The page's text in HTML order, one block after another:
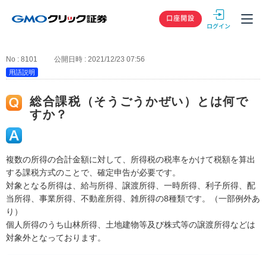
GMOクリック
口座開設
No : 8101 公開日時 : 2021/12/23 07:56
用語説明
総合課税（そうごうかぜい）とは何で
すか？
複数の所得の合計金額に対して、所得税の税率をかけて税額を算出
する課税方式のことで、確定申告が必要です。
対象となる所得は、給与所得、譲渡所得、一時所得、利子所得、配
当所得、事業所得、不動産所得、雑所得の8種類です。（一部例外あ
り）
個人所得のうち山林所得、土地建物等及び株式等の譲渡所得などは
対象外となっております。